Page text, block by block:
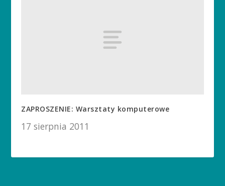
ZAPROSZENIE: Warsztaty komputerowe
17 sierpnia 2011